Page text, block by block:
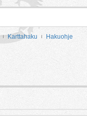
Karttahaku Hakuohje